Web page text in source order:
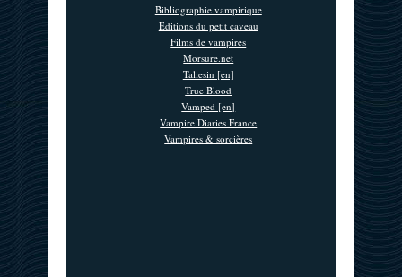
Bibliographie vampirique
Editions du petit caveau
Films de vampires
Morsure.net
Taliesin [en]
True Blood
Vamped [en]
Vampire Diaries France
Vampires & sorcières